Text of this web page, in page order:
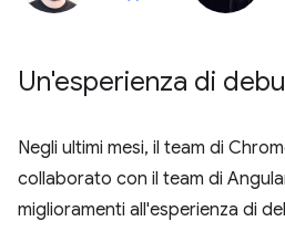
Un'esperienza di
Negli ultimi mesi, il team di
collaborato con il team di
miglioramenti all'esperienza di